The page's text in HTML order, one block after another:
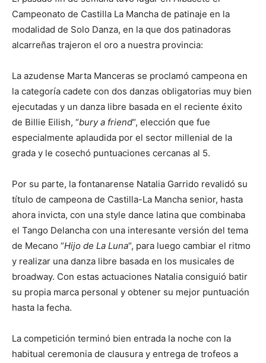
Campeonato de Castilla La Mancha de patinaje en la
modalidad de Solo Danza, en la que dos patinadoras
alcarreñas trajeron el oro a nuestra provincia:
La azudense Marta Manceras se proclamó campeona en
la categoría cadete con dos danzas obligatorias muy bien
ejecutadas y un danza libre basada en el reciente éxito
de Billie Eilish, “bury a friend“, elección que fue
especialmente aplaudida por el sector millenial de la
grada y le cosechó puntuaciones cercanas al 5.
Por su parte, la fontanarense Natalia Garrido revalidó su
título de campeona de Castilla-La Mancha senior, hasta
ahora invicta, con una style dance latina que combinaba
el Tango Delancha con una interesante versión del tema
de Mecano “Hijo de La Luna“, para luego cambiar el ritmo
y realizar una danza libre basada en los musicales de
broadway. Con estas actuaciones Natalia consiguió batir
su propia marca personal y obtener su mejor puntuación
hasta la fecha.
La competición terminó bien entrada la noche con la
habitual ceremonia de clausura y entrega de trofeos a